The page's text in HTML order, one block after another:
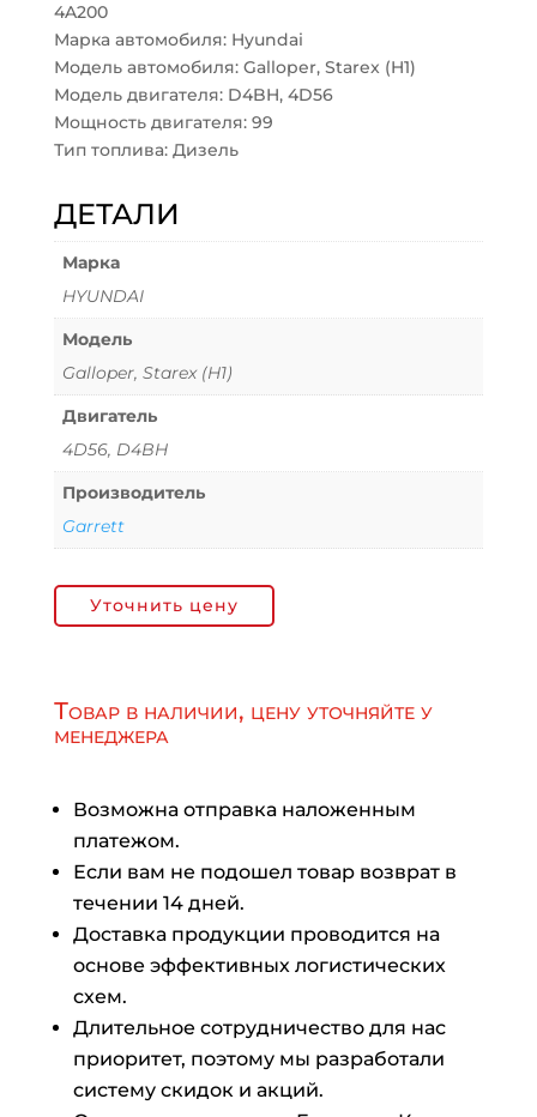
4A200
Марка автомобиля: Hyundai
Модель автомобиля: Galloper, Starex (H1)
Модель двигателя: D4BH, 4D56
Мощность двигателя: 99
Тип топлива: Дизель
ДЕТАЛИ
Марка
HYUNDAI
Модель
Galloper, Starex (H1)
Двигатель
4D56, D4BH
Производитель
Garrett
Уточнить цену
Товар в наличии, цену уточняйте у
менеджера
Возможна отправка наложенным
платежом.
Если вам не подошел товар возврат в
течении 14 дней.
Доставка продукции проводится на
основе эффективных логистических
схем.
Длительное сотрудничество для нас
приоритет, поэтому мы разработали
систему скидок и акций.